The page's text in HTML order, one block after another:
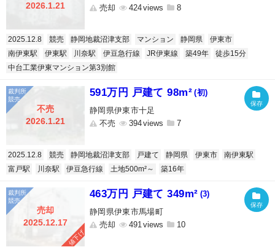
2026.1.21
売却
424 8
2025.12.8 競売 静岡地裁沼津支部 マンション 静岡県
伊東市
南伊東駅
伊東駅 川奈駅 伊豆急行線 JR伊東線 築49年
徒歩15分
中台工業伊東マンション第3別館
不売
2026.1.21
591万円 戸建て 98m² (初)
静岡県伊東市十足
不売
394 7
2025.12.8 競売 静岡地裁沼津支部 戸建て 静岡県 伊東市
南伊東駅
富戸駅
川奈駅 伊豆急行線 土地500m²～ 築16年
売却
2025.12.17
値下げ
463万円 戸建て 349m² (3)
静岡県伊東市馬場町
売却
491 10